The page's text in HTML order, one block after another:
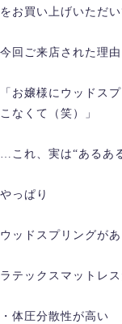
をお買い上げいただ
今回ご来店された理由
「お嬢様にウッドス
こなくて（笑）」
…これ、実は“あるあ
やっぱり
ウッドスプリングが
ラテックスマットレ
・体圧分散性が高い